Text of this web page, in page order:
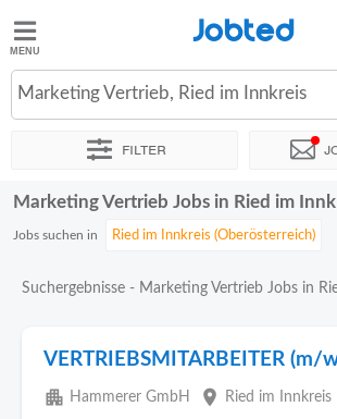
Jobted
Jobs
Jobted
Marketing Vertrieb, Ried im Innkreis
Filter
Sortieren nach Genauer Standort
Marketing Vertrieb Jobs in Ried im
Jobs suchen in
Suchergebnisse - Marketing Vertrieb Jobs in
VERTRIEBSMITARBEITER (m/
apartment Hammerer GmbH place Ried im Innkreis